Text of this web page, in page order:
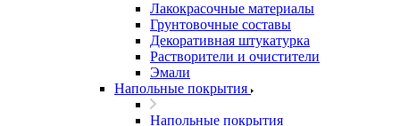
Лакокрасочные материалы
Грунтовочные составы
Декоративная штукатурка
Растворители и очистители
Эмали
Напольные покрытия
Напольные покрытия